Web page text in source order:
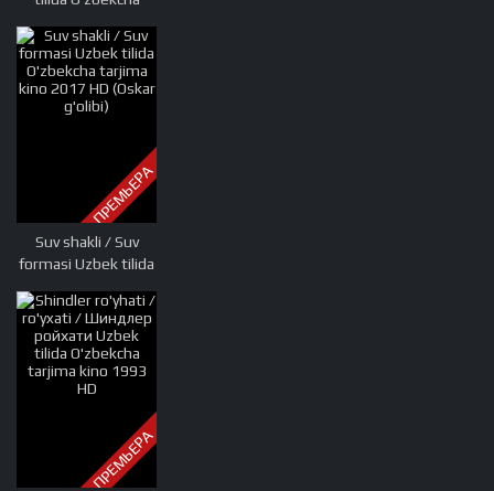
HD tas-ix skachat
ПРЕМЬЕРА
Suv shakli / Suv
formasi Uzbek tilida
kino 2017 HD (Oskar
g'olibi)
ПРЕМЬЕРА